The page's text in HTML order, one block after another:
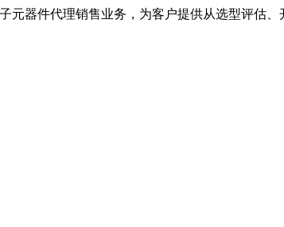
元器件代理销售业务，为客户提供从选型评估